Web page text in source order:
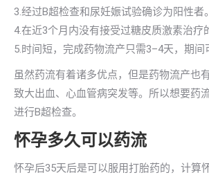
3.经过B超检查和尿妊娠试验确诊为阳性者。
4.在近3个月内没有接受过糖皮质激素治疗
5.时间短，完成药物流产只需3–4天，期间
虽然药流有着诸多优点，但是药物流产也
致大出血、心血管病突发等。所以想要药
进行B超检查。
怀孕多久可以药流
怀孕后35天后是可以服用打胎药的，计算